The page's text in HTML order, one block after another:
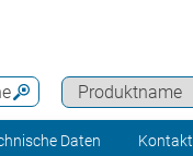
Daten Kontakt